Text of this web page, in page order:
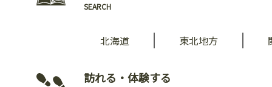
SEARCH
北海道 東北地方
訪れる・体験する